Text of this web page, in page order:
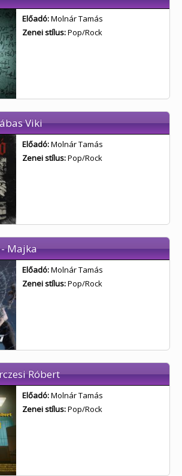
Előadó:Molnár Tamás
Zenei stílus:Pop/Rock
Viki
Előadó:Molnár Tamás
Zenei stílus:Pop/Rock
Majka
Előadó:Molnár Tamás
Zenei stílus:Pop/Rock
Róbert
Előadó:Molnár Tamás
Zenei stílus:Pop/Rock